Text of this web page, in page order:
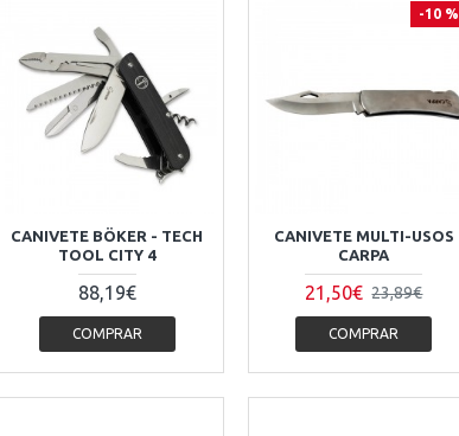
CANIVETE BÖKER - TECH
TOOL CITY 4
88,19€
COMPRAR
-10 %
CANIVETE MULTI-USOS
CARPA
21,50€ 23,89€
COMPRAR